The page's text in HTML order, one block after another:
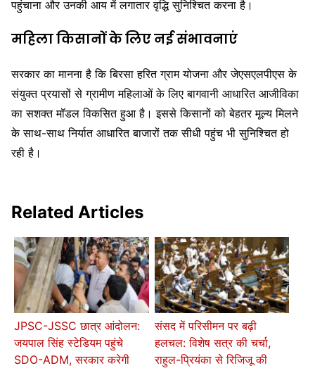
पहुंचाना और उनकी आय में लगातार वृद्धि सुनिश्चित करना है।
महिला किसानों के लिए नई संभावनाएं
सरकार का मानना है कि बिरसा हरित ग्राम योजना और जेएसएलपीएस के
संयुक्त प्रयासों से ग्रामीण महिलाओं के लिए बागवानी आधारित आजीविका
का सशक्त मॉडल विकसित हुआ है। इससे किसानों को बेहतर मूल्य मिलने
के साथ-साथ निर्यात आधारित बाजारों तक सीधी पहुंच भी सुनिश्चित हो
रही है।
Related Articles
JPSC-JSSC छात्र आंदोलन:
जयपाल सिंह स्टेडियम पहुंचे
SDO-ADM, सरकार करेगी
संसद में परिसीमन पर बढ़ी
हलचल: विशेष सत्र की चर्चा,
राहुल-प्रियंका से रिजिजू की